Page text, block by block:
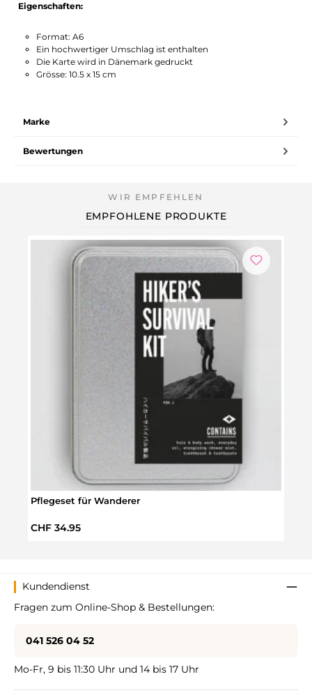
Eigenschaften:
Format: A6
Ein hochwertiger Umschlag ist enthalten
Die Karte wird in Dänemark gedruckt
Grösse: 10.5 x 15 cm
Marke
Bewertungen
EMPFOHLENE PRODUKTE
Pflegeset für Wanderer
Regulärer Preis:
CHF 34.95
Kundendienst
Fragen zum Online-Shop & Bestellungen:
041 526 04 52
Mo-Fr, 9 bis 11:30 Uhr und 14 bis 17 Uhr